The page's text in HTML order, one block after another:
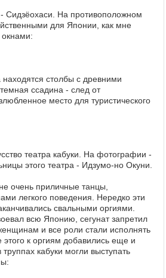
Сидзёохаси. На противоположном
для Японии, как мне
окнами:
столбы с древними
ссадина - след от
место для туристического
театра кабуки. На фотографии -
этого театра - Идзумо-но Окуни.
очень приличные танцы,
легкого поведения. Нередко эти
свальными оргиями.
всю Японию, сегунат запретил
и все роли стали исполнять
к оргиям добавились еще и
кабуки могли выступать